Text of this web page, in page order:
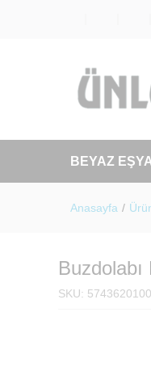
BEYAZ
Anasayfa /
SKU: 5743620100